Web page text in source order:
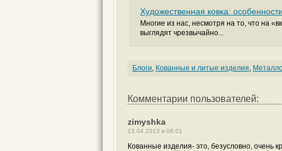
Художественная ковка:
Многие из нас, несмотря на то, что на
выглядят чрезвычайно...
Блоги, Кованные и литые изделия,
Комментарии пользователей:
zimyshka
13.04.2013 в 08:01
Кованные изделия- это, безусловно, очень